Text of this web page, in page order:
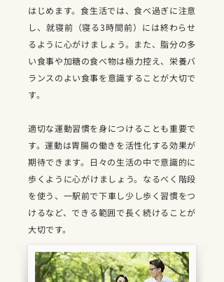
はじめます。食生活では、食べ過ぎに注意
し、就寝前（寝る3時間前）には終わらせ
るように心がけましょう。また、脂分の多
い食事や加糖の食べ物は極力控え、栄養バ
ランスのよい食事を意識することが大切で
す。
適切な運動習慣を身につけることも重要で
す。運動は胃腸の働きを活性化する効果が
期待できます。日々の生活の中で意識的に
歩くように心がけましょう。なるべく階段
を使う、一駅前で下車し少し歩く習慣をつ
けるなど、できる範囲で長く続けることが
大切です。